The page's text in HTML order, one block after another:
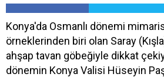
Konya'da Osmanlı dönemi
örneklerinden biri olan Saray
ahşap tavan göbeğiyle dikkat
dönemin Konya Valisi Hüseyin